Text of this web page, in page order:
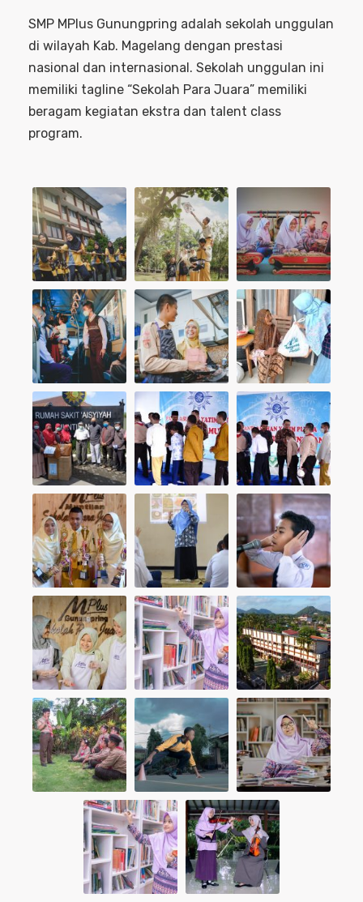
SMP MPlus Gunungpring adalah sekolah unggulan
di wilayah Kab. Magelang dengan prestasi
nasional dan internasional. Sekolah unggulan ini
memiliki tagline “Sekolah Para Juara” memiliki
beragam kegiatan ekstra dan talent class
program.